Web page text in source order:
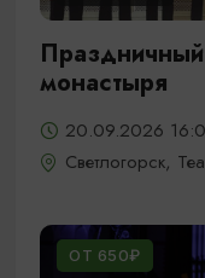
монастыря
20.09.2026
Светлогорск,
ОТ 650₽